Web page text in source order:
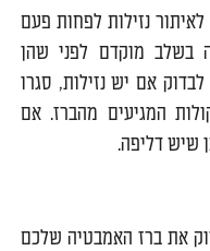
נזילות לפחות פעם
בשלב מוקדם לפני שהן
אם יש נזילות, סגרו
המגיעים מהברז. אם
שיש דליפה.
את ברז האמבטיה שלכם